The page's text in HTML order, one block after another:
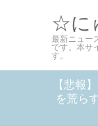
☆に
最新ニュー
です。本サ
す。
【悲報
を荒ら